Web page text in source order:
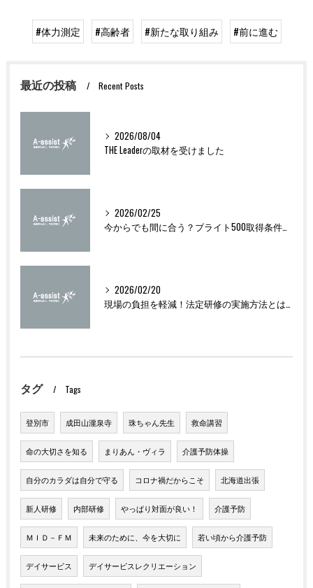
#体力測定 #高齢者 #新たな取り組み #前に進む
最近の投稿 Recent Posts
2026/08/04
THE Leaderの取材を受けました
2026/02/25
今からでも間に合う？ブライト500取得条件をわかりやすく解説
2026/02/20
現場の負担を軽減！法定研修の実施方法とは？
タグ Tags
登別市 成田山瀧泉寺 珠ちゃん先生 救命講習
命の大切さを知る まりあん・ヴィラ 介護予防体操
自分のカラダは自分で守る コロナ禍だからこそ 北海道出張
新人研修 内部研修 やっぱり対面が良い！ 介護予防
ＭＩＤ－ＦＭ 未来のために、今を大切に 若い頃から介護予防
デイサービス デイサービスレクリエーション